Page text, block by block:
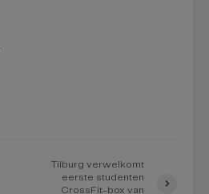
Tilburg verwelkomt
eerste studenten
CrossFit-box van